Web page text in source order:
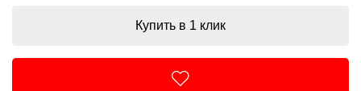
Купить в 1 клик